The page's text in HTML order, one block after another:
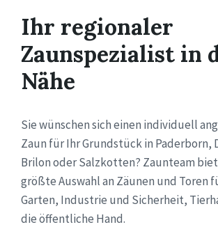
Ihr regionaler
Zaunspezialist in
Nähe
Sie wünschen sich einen individuell
Zaun für Ihr Grundstück in Paderborn,
Brilon oder Salzkotten? Zaunteam
größte Auswahl an Zäunen und Toren
Garten, Industrie und Sicherheit,
die öffentliche Hand.